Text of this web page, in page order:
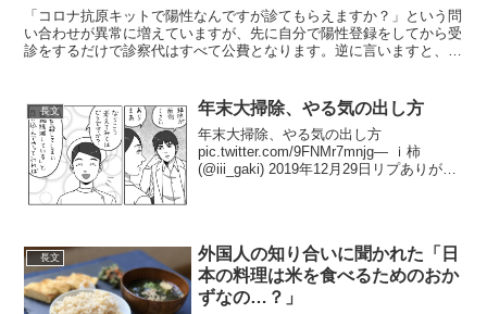
が
「コロナ抗原キットで陽性なんですが診てもらえますか？」という問
い合わせが異常に増えていますが、先に自分で陽性登録をしてから受
診をするだけで診察代はすべて公費となります。逆に言いますと、抗
長文 年末大掃除、やる気の出し方
年末大掃除、やる気の出し方
pic.twitter.com/9FNMr7mnjg— ｉ柿
(@iii_gaki) 2019年12月29日リプありがと
長文
外国人の知り合いに聞かれた「日
本の料理は米を食べるためのおか
ずなの…？」